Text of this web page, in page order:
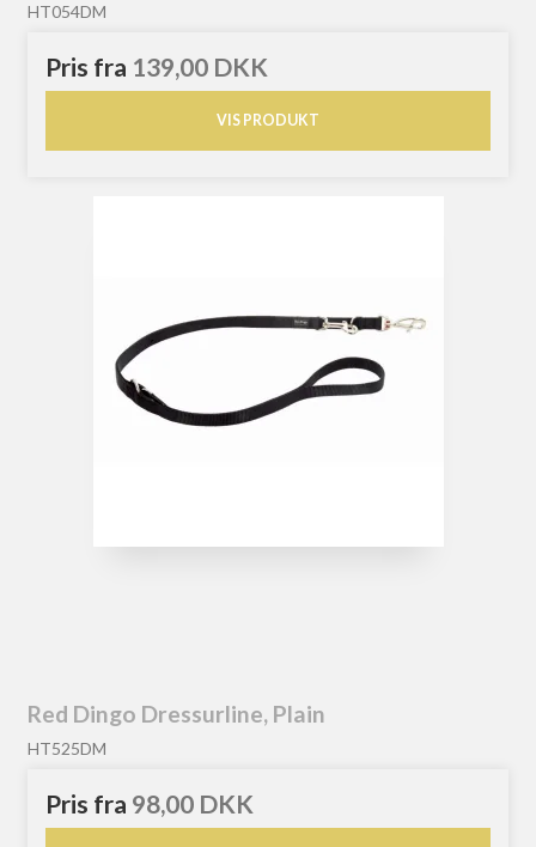
HT054DM
Pris fra 139,00 DKK
VIS PRODUKT
Red Dingo Dressurline, Plain
HT525DM
Pris fra 98,00 DKK